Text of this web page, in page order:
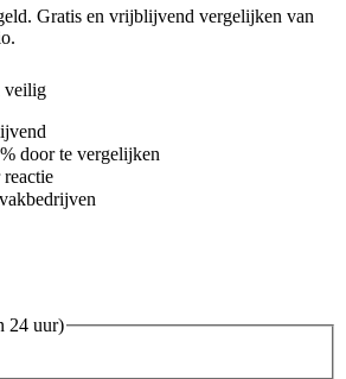
Gratis en vrijblijvend vergelijken van
veilig
door te vergelijken
24 uur)